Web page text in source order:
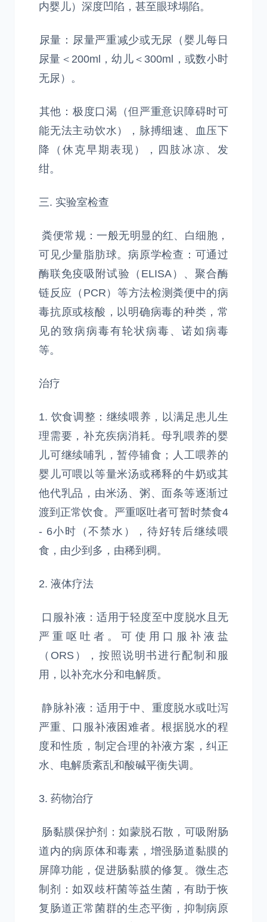
内婴儿）深度凹陷，甚至眼球塌陷。
​尿量：尿量严重减少或无尿（婴儿每日
尿量＜200ml，幼儿＜300ml，或数小时
无尿）。
​其他：极度口渴（但严重意识障碍时可
能无法主动饮水），脉搏细速、血压下
降（休克早期表现），四肢冰凉、发
绀。
三. 实验室检查
粪便常规：一般无明显的红、白细胞，
可见少量脂肪球。病原学检查：可通过
酶联免疫吸附试验（ELISA）、聚合酶
链反应（PCR）等方法检测粪便中的病
毒抗原或核酸，以明确病毒的种类，常
见的致病病毒有轮状病毒、诺如病毒
等。
治疗
1. 饮食调整：继续喂养，以满足患儿生
理需要，补充疾病消耗。母乳喂养的婴
儿可继续哺乳，暂停辅食；人工喂养的
婴儿可喂以等量米汤或稀释的牛奶或其
他代乳品，由米汤、粥、面条等逐渐过
渡到正常饮食。严重呕吐者可暂时禁食4
- 6小时（不禁水），待好转后继续喂
食，由少到多，由稀到稠。
2. 液体疗法
口服补液：适用于轻度至中度脱水且无
严重呕吐者。可使用口服补液盐
（ORS），按照说明书进行配制和服
用，以补充水分和电解质。
静脉补液：适用于中、重度脱水或吐泻
严重、口服补液困难者。根据脱水的程
度和性质，制定合理的补液方案，纠正
水、电解质紊乱和酸碱平衡失调。
3. 药物治疗
肠黏膜保护剂：如蒙脱石散，可吸附肠
道内的病原体和毒素，增强肠道黏膜的
屏障功能，促进肠黏膜的修复。微生态
制剂：如双歧杆菌等益生菌，有助于恢
复肠道正常菌群的生态平衡，抑制病原